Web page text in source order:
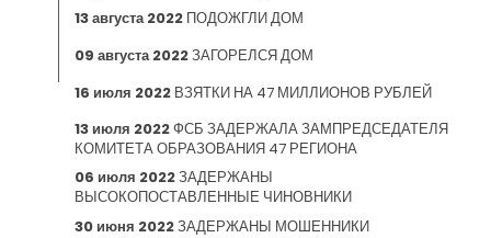
13 августа 2022 ПОДОЖГЛИ ДОМ
09 августа 2022ЗАГОРЕЛСЯ ДОМ
16 июля 2022 ВЗЯТКИ НА 47 МИЛЛИОНОВ РУБЛЕЙ
13 июля 2022ФСБ ЗАДЕРЖАЛА ЗАМПРЕДСЕДАТЕЛЯ
КОМИТЕТА ОБРАЗОВАНИЯ 47 РЕГИОНА
06 июля 2022ЗАДЕРЖАНЫ
ВЫСОКОПОСТАВЛЕННЫЕ ЧИНОВНИКИ
30 июня 2022ЗАДЕРЖАНЫ МОШЕННИКИ